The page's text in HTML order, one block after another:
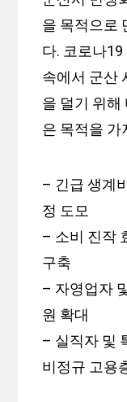
을 목적으로
다. 코로나
속에서 군산
을 덜기 위해
은 목적을 가
– 긴급 생계
정 도모
– 소비 진작
구축
– 자영업자
원 확대
– 실직자 및
비정규 고용